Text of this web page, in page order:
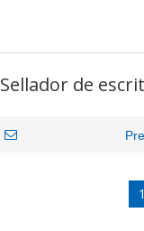
Sellador de
de
1